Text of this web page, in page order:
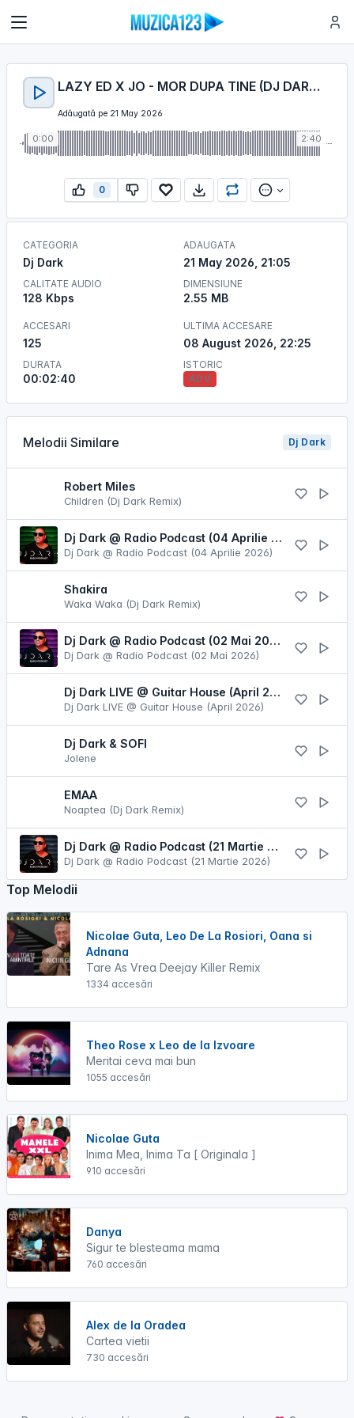
LAZY ED X JO - MOR DUPA TINE (DJ DARK REMIX)
Adăugată pe 21 May 2026
0:00 2:40
0
CATEGORIA
Dj Dark
CALITATE AUDIO
128 Kbps
ADAUGATA
21 May 2026, 21:05
DIMENSIUNE
2.55 MB
ACCESARI
125
DURATA
00:02:40
ULTIMA ACCESARE
08 August 2026, 22:25
ISTORIC
ADV
Melodii Similare Dj Dark
Robert Miles
Children (Dj Dark Remix)
Dj Dark @ Radio Podcast (04 Aprilie 2026)
Dj Dark @ Radio Podcast (04 Aprilie 2026)
Shakira
Waka Waka (Dj Dark Remix)
Dj Dark @ Radio Podcast (02 Mai 2026)
Dj Dark @ Radio Podcast (02 Mai 2026)
Dj Dark LIVE @ Guitar House (April 2026)
Dj Dark LIVE @ Guitar House (April 2026)
Dj Dark & SOFI
Jolene
EMAA
Noaptea (Dj Dark Remix)
Dj Dark @ Radio Podcast (21 Martie 2026)
Dj Dark @ Radio Podcast (21 Martie 2026)
Top Melodii
Nicolae Guta, Leo De La Rosiori, Oana si
Adnana
Tare As Vrea Deejay Killer Remix
1334 accesări
Theo Rose x Leo de la Izvoare
Meritai ceva mai bun
1055 accesări
Nicolae Guta
Inima Mea, Inima Ta [ Originala ]
910 accesări
Danya
Sigur te blesteama mama
760 accesări
Alex de la Oradea
Cartea vietii
730 accesări